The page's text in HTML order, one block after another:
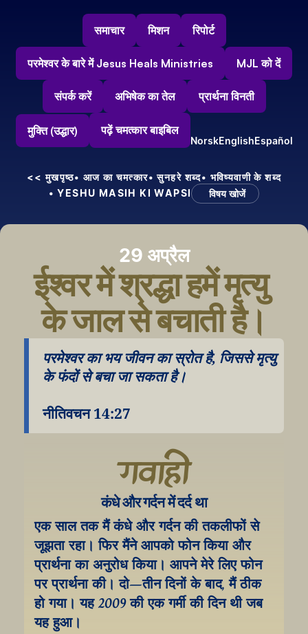
समाचार मिशन रिपोर्ट
परमेश्वर के बारे में Jesus Heals Ministries MJL को दें
संपर्क करें अभिषेक का तेल प्रार्थना विनती
मुक्ति (उद्धार) पढ़ें चमत्कार बाइबिल
NorskEnglishEspañol
<< मुखपृष्ठ• आज का चमत्कार• सुनहरे शब्द• भविष्यवाणी के शब्द
• YESHU MASIH KI WAPSI
विषय खोजें
29 अप्रैल
ईश्वर में श्रद्धा हमें मृत्यु
के जाल से बचाती है।
परमेश्वर का भय जीवन का स्रोत है, जिससे मृत्यु
के फंदों से बचा जा सकता है।
नीतिवचन 14:27
गवाही
कंधे और गर्दन में दर्द था
एक साल तक मैं कंधे और गर्दन की तकलीफों से
जूझता रहा। फिर मैंने आपको फोन किया और
प्रार्थना का अनुरोध किया। आपने मेरे लिए फोन
पर प्रार्थना की। दो–तीन दिनों के बाद, मैं ठीक
हो गया। यह 2009 की एक गर्मी की दिन थी जब
यह हुआ।